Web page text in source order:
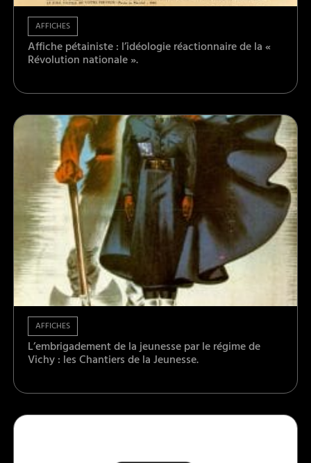
AFFICHES
Affiche pétainiste : l’idéologie réactionnaire de la «
Révolution nationale ».
AFFICHES
L’embrigadement de la jeunesse par le régime de
Vichy : les Chantiers de la Jeunesse.